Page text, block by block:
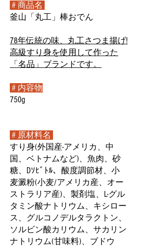
# 商品名
釜山「丸工」棒おでん
78年伝統の味、丸工さつま揚げ!
高級すり身を使用して作った
「名品」ブランドです。
# 内容物
750g
# 原材料名
すり身(外国産-アメリカ、中
国、ベトナムなど)、魚肉、砂
糖、Dｿﾋﾞﾄﾙ、酸度調節材、小
麦澱粉(小麦/アメリカ産、オー
ストラリア産)、製剤塩、L-グル
タミン酸ナトリウム、キシロー
ス、グルコノデルタラクトン、
ソルビン酸カリウム、サカリン
ナトリウム(甘味料)、ブドウ